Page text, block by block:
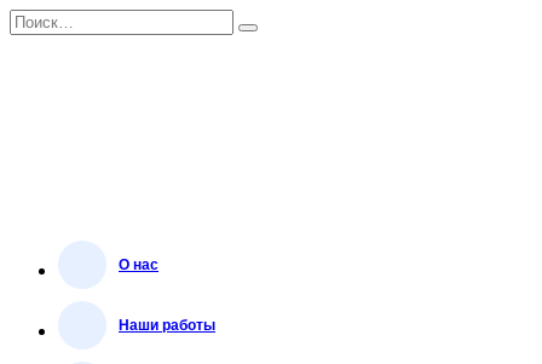
Перейти
к
Search
for:
О нас
Наши работы